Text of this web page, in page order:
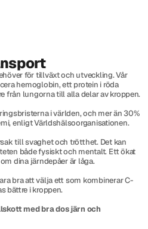
för tillväxt och utveckling. Vår
hemoglobin, ett protein i röda
från lungorna till alla delar av kroppen.
i världen, och mer än 30%
enligt Världshälsoorganisationen.
till svaghet och trötthet. Det kan
både fysiskt och mentalt. Ett ökat
dina järndepåer är låga.
bra att välja ett som kombinerar C-
bättre i kroppen.
med bra dos järn och